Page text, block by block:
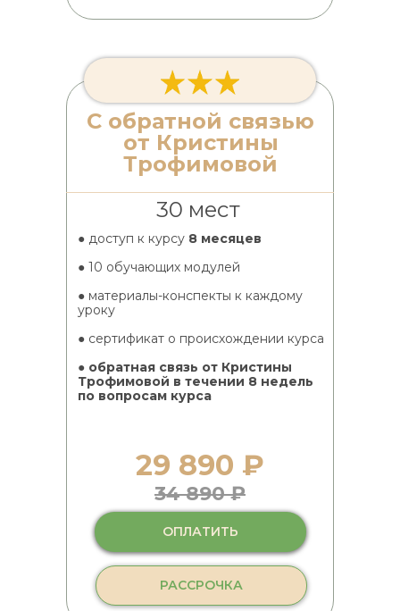
34 890 ₽
● доступ к курсу 8 месяцев
● 10 обучающих модулей
● материалы-конспекты к каждому
уроку
● сертификат о происхождении курса
● обратная связь от Кристины
Трофимовой в течении 8 недель
по вопросам курса
29 890 ₽
С обратной связью
от Кристины
Трофимовой
РАССРОЧКА
ОПЛАТИТЬ
30 мест